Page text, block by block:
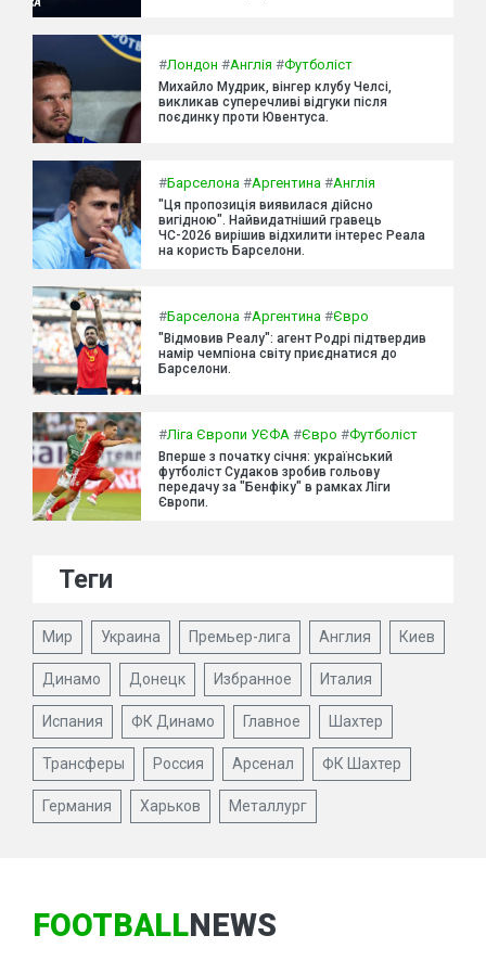
#Лондон #Англія #Футболіст
Михайло Мудрик, вінгер клубу Челсі,
викликав суперечливі відгуки після
поєдинку проти Ювентуса.
#Барселона #Аргентина #Англія
"Ця пропозиція виявилася дійсно
вигідною". Найвидатніший гравець
ЧС-2026 вирішив відхилити інтерес Реала
на користь Барселони.
#Барселона #Аргентина #Євро
"Відмовив Реалу": агент Родрі підтвердив
намір чемпіона світу приєднатися до
Барселони.
#Ліга Європи УЄФА #Євро #Футболіст
Вперше з початку січня: український
футболіст Судаков зробив гольову
передачу за "Бенфіку" в рамках Ліги
Європи.
Теги
Мир Украина Премьер-лига Англия Киев
Динамо Донецк Избранное Италия
Испания ФК Динамо Главное Шахтер
Трансферы Россия Арсенал ФК Шахтер
Германия Харьков Металлург
FOOTBALLNEWS